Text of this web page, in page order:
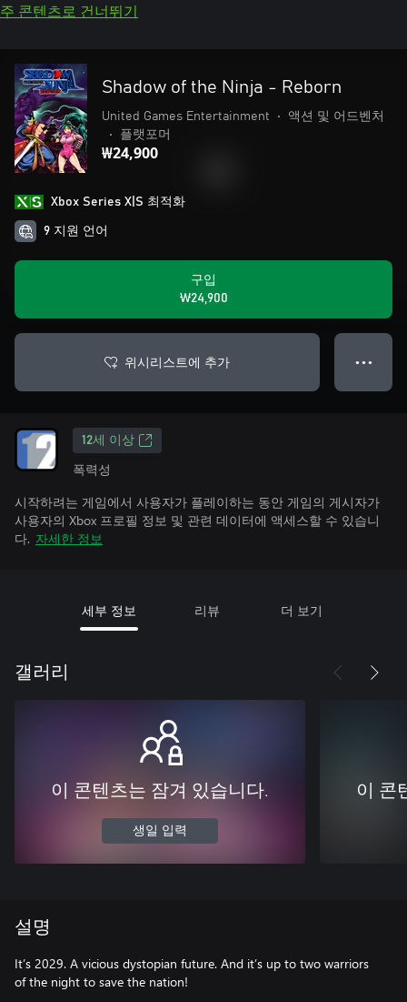
주 콘텐츠로 건너뛰기
Shadow of the Ninja - Reborn
United Games Entertainment •
액션 및 어드벤처
•
플랫포머
₩24,900
Xbox Series X|S 최적화
9 지원 언어
구입
₩24,900
위시리스트에 추가 ● ● ●
12세 이상
폭력성
시작하려는 게임에서 사용자가 플레이하는 동안 게임의 게시자가
사용자의 Xbox 프로필 정보 및 관련 데이터에 액세스할 수 있습니
다. 자세한 정보
세부 정보 리뷰 더 보기
갤러리
이 콘텐츠는 잠겨 있습니다.
생일 입력
이 콘
설명
It’s 2029. A vicious dystopian future. And it’s up to two warriors
of the night to save the nation!